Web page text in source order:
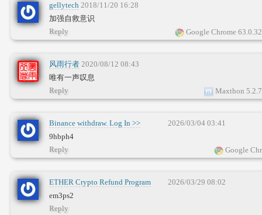
gellytech 2018/11/20 16:28
加强自救意识
Google Chrome
Reply
风雨行者 2020/08/12 08:43
唯有一声叹息
Maxthon
Reply
Binance withdraw. Log In >>
yandex.com/poll/YWfQL5UYL9NrETwvu6fWmf?
hs=9d05976676a978b9198e0cb88db7edd5&
2026/03/04 03:41
9hbph4
Google
Reply
ETHER Crypto Refund Program
Claim Your Refund
telegra.ph/Blockchaincom-03-17-4?
hs=9d05976676a978b9198e0cb88db7edd5&
2026/03/29 08:02
em3ps2
Reply